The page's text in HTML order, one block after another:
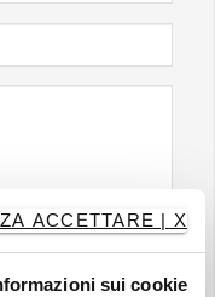
ACCETTARE | X
sui cookie